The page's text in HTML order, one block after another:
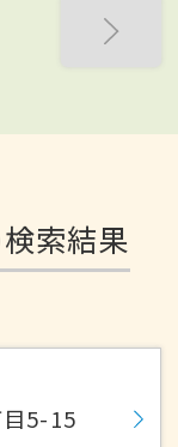
索結果
5-15